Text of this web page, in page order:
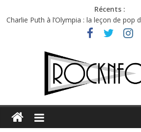
Récents :
Charlie Puth à l’Olympia : la leçon de pop
Festival Triptyque : un nouveau festival
Hellfest 2026 vendredi : température et
Hellfest 2026 jeudi : impossible de choisir
Première édition du Midgard Festival :